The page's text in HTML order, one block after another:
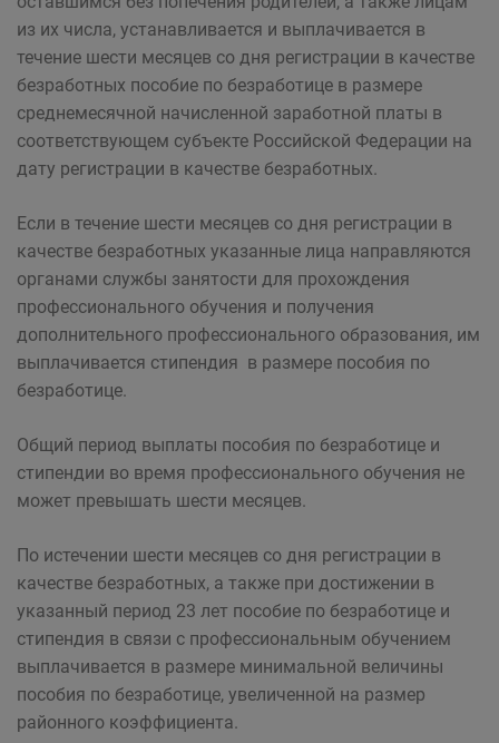
из их числа, устанавливается и выплачивается в
течение шести месяцев со дня регистрации в качестве
безработных пособие по безработице в размере
среднемесячной начисленной заработной платы в
соответствующем субъекте Российской Федерации на
дату регистрации в качестве безработных.
Если в течение шести месяцев со дня регистрации в
качестве безработных указанные лица направляются
органами службы занятости для прохождения
профессионального обучения и получения
дополнительного профессионального образования, им
выплачивается стипендия в размере пособия по
безработице.
Общий период выплаты пособия по безработице и
стипендии во время профессионального обучения не
может превышать шести месяцев.
По истечении шести месяцев со дня регистрации в
качестве безработных, а также при достижении в
указанный период 23 лет пособие по безработице и
стипендия в связи с профессиональным обучением
выплачивается в размере минимальной величины
пособия по безработице, увеличенной на размер
районного коэффициента.